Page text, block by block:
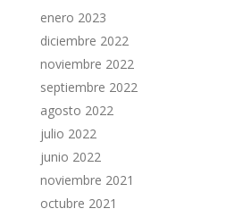
enero 2023
diciembre 2022
noviembre 2022
septiembre 2022
agosto 2022
julio 2022
junio 2022
noviembre 2021
octubre 2021